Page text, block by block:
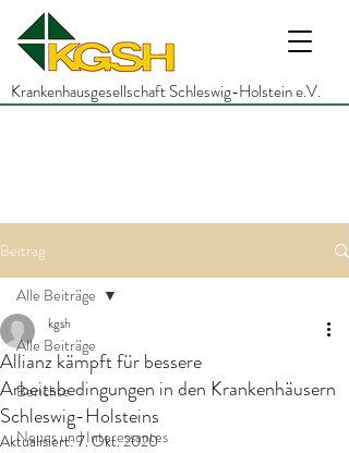
Krankenhausgesellschaft Schleswig-Holstein e.V.
Beitrag
Alle Beiträge
Berichte
Neues und Interessantes
Alle Beiträge
Allianz kämpft für bessere
Arbeitsbedingungen in den Krankenhäusern
Schleswig-Holsteins
kgsh
Aktualisiert:7. Okt. 2020